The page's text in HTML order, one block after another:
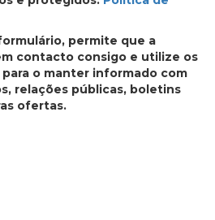
permite que a
contacto consigo e utilize os
o manter informado com
relações públicas, boletins
ofertas.